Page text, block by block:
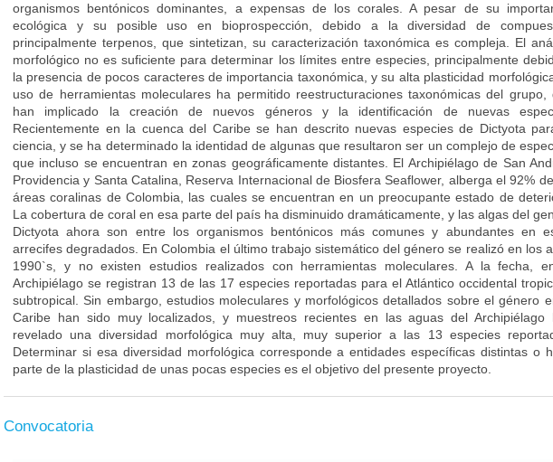
organismos bentónicos dominantes, a expensas de los corales. A pesar de su
ecológica y su posible uso en bioprospección, debido a la diversidad de
principalmente terpenos, que sintetizan, su caracterización taxonómica es compleja. El
morfológico no es suficiente para determinar los límites entre especies, principalmente
la presencia de pocos caracteres de importancia taxonómica, y su alta plasticidad
uso de herramientas moleculares ha permitido reestructuraciones taxonómicas del grupo,
han implicado la creación de nuevos géneros y la identificación de nuevas
Recientemente en la cuenca del Caribe se han descrito nuevas especies de Dictyota
ciencia, y se ha determinado la identidad de algunas que resultaron ser un complejo de
que incluso se encuentran en zonas geográficamente distantes. El Archipiélago de San
Providencia y Santa Catalina, Reserva Internacional de Biosfera Seaflower, alberga el 92%
áreas coralinas de Colombia, las cuales se encuentran en un preocupante estado de
La cobertura de coral en esa parte del país ha disminuido dramáticamente, y las algas del
Dictyota ahora son entre los organismos bentónicos más comunes y abundantes en
arrecifes degradados. En Colombia el último trabajo sistemático del género se realizó en los
1990`s, y no existen estudios realizados con herramientas moleculares. A la fecha,
Archipiélago se registran 13 de las 17 especies reportadas para el Atlántico occidental
subtropical. Sin embargo, estudios moleculares y morfológicos detallados sobre el género
Caribe han sido muy localizados, y muestreos recientes en las aguas del Archipiélago
revelado una diversidad morfológica muy alta, muy superior a las 13 especies
Determinar si esa diversidad morfológica corresponde a entidades específicas distintas o
parte de la plasticidad de unas pocas especies es el objetivo del presente proyecto.
Convocatoria